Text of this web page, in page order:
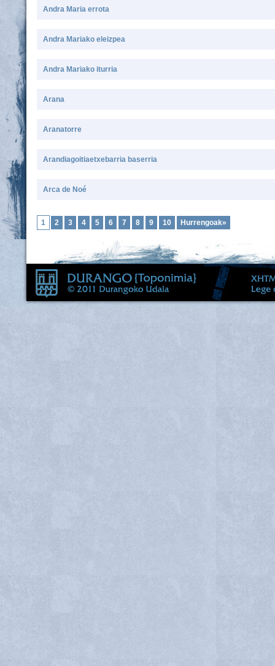
Andra Maria errota
Andra Mariako eleizpea
Andra Mariako iturria
Arana
Aranatorre
Arandiagoitiaetxebarria baserria
Arca de Noé
1 2 3 4 5 6 7 8 9 10 Hurrengoak»